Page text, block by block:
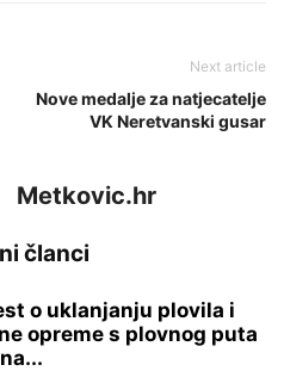
Next article
Nove medalje za natjecatelje
VK Neretvanski gusar
Metkovic.hr
članci
o uklanjanju plovila i
opreme s plovnog puta